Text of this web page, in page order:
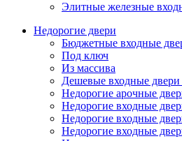
Элитные железные
Недорогие двери
Бюджетные входные
Под ключ
Из массива
Дешевые входные двери
Недорогие арочные
Недорогие входные
Недорогие входные
Недорогие входные